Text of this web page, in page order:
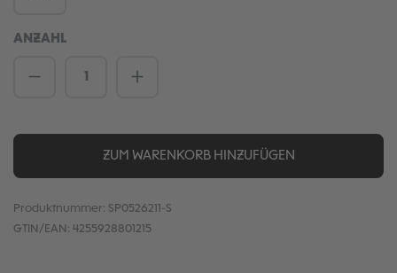
ANZAHL
Produkt Anzahl: Gib den gewünschten
ZUM WARENKORB HINZUFÜGEN
Produktnummer: SP0526211-S
GTIN/EAN: 4255928801215